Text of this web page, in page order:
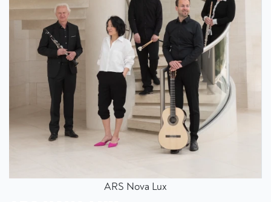
ARS Nova Lux